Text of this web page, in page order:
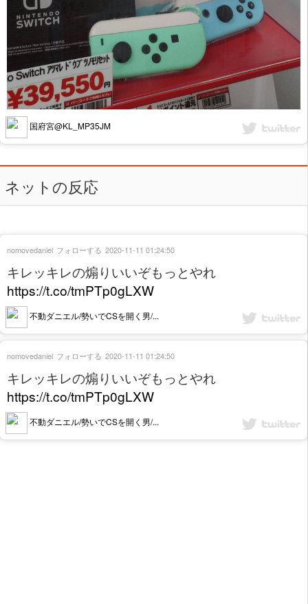
国府宮@KL_MP35JM
ネットの反応
キレッキレの煽りいいぞもっとやれ
https://t.co/tmPTp0gLXW
不動ダニエル/勢いでCSを開く男/...
nomovedaniel フォローする 2020-11-11 01:24:50
キレッキレの煽りいいぞもっとやれ
https://t.co/tmPTp0gLXW
不動ダニエル/勢いでCSを開く男/...
nomovedaniel フォローする 2020-11-11 01:24:50